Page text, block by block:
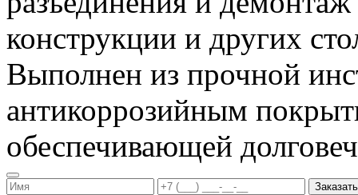
конструкции и других
Выполнен из прочной
антикоррозийным
обеспечивающей
Заказать